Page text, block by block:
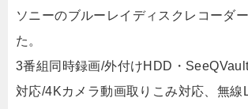
ソニーのブルーレイディスクレコーダ
た。
3番組同時録画/外付けHDD・
対応/4Kカメラ動画取りこみ対応、無線